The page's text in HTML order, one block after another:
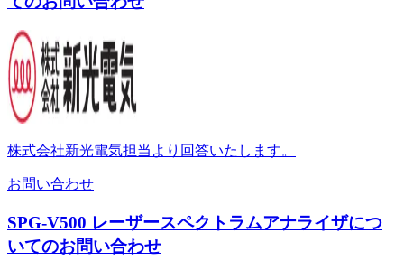
株式会社新光電気担当より回答いたします。
お問い合わせ
SPG-V500 レーザースペクトラムアナライザにつ
いてのお問い合わせ